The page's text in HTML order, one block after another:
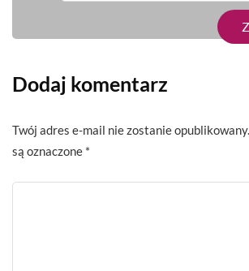
Dodaj komentarz
Twój adres e-mail nie zostanie opublikowany.
są oznaczone *